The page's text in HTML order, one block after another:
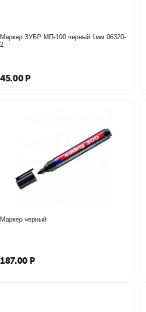
Маркер ЗУБР МП-100 черный 1мм 06320-
2
45.00 Р
Маркер черный
187.00 Р